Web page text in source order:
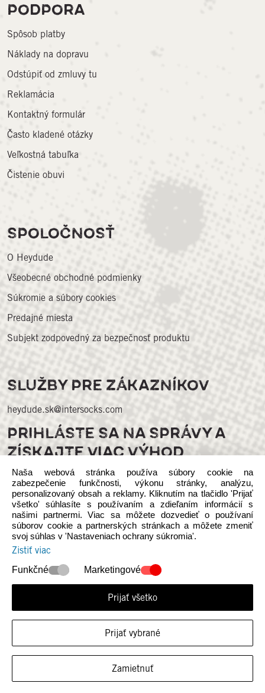
PODPORA
Spôsob platby
Náklady na dopravu
Odstúpiť od zmluvy tu
Reklamácia
Kontaktný formulár
Často kladené otázky
Veľkostná tabuľka
Čistenie obuvi
SPOLOČNOSŤ
O Heydude
Všeobecné obchodné podmienky
Súkromie a súbory cookies
Predajné miesta
Subjekt zodpovedný za bezpečnosť produktu
SLUŽBY PRE ZÁKAZNÍKOV
heydude.sk@intersocks.com
PRIHLÁSTE SA NA SPRÁVY A
ZÍSKAJTE VIAC VÝHOD
Sledujte nás na sociálnych médiách
© 2026 Heydude. Upozorňujeme, že táto webová stránka je
nezávislá na vlastníctvíe a prevádzke spoločnosti INTERSOCKS s.r.o.,
autorizovaného distribútora Crocs Europe B.V. d/b/a Heydude.
Zásady ochrany osobných údajov
Naša webová stránka používa súbory cookie na
zabezpečenie funkčnosti, výkonu stránky, analýzu,
personalizovaný obsah a reklamy. Kliknutím na tlačidlo 'Prijať
všetko' súhlasíte s používaním a zdieľaním informácií s
našimi partnermi. Viac sa môžete dozvedieť o používaní
súborov cookie a partnerských stránkach a môžete zmeniť
svoj súhlas v 'Nastaveniach ochrany súkromia'.
Zistiť viac
Funkčné Marketingové
Prijať všetko
Prijať vybrané
Zamietnuť